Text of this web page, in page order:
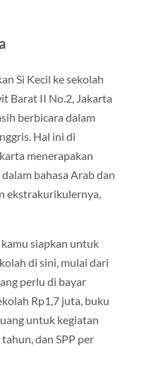
Si Kecil ke sekolah
Barat II No.2, Jakarta
berbicara dalam
Hal ini di
menerapakan
bahasa Arab dan
ekstrakurikulernya,
siapkan untuk
di sini, mulai dari
perlu di bayar
Rp1,7 juta, buku
untuk kegiatan
dan SPP per